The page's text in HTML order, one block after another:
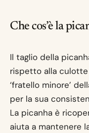
Che cos’è la
Il taglio della
rispetto alla
‘fratello minore’
per la sua
La picanha è
aiuta a mantenere